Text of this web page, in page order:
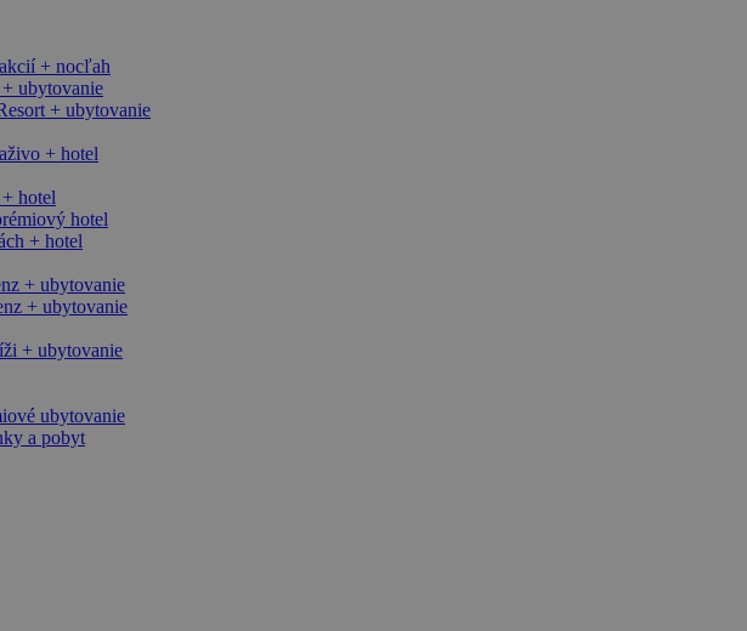
+ nocľah
ubytovanie
+ ubytovanie
+ hotel
hotel
hotel
+ hotel
+ ubytovanie
+ ubytovanie
+ ubytovanie
ubytovanie
a pobyt